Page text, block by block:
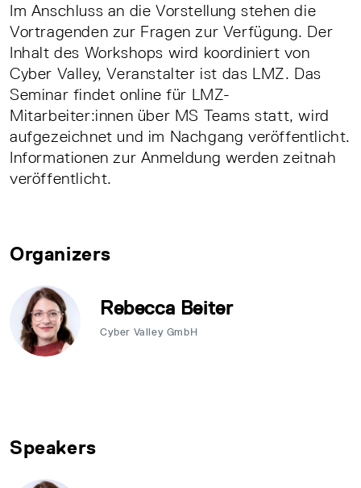
Im Anschluss an die Vorstellung stehen die
Vortragenden zur Fragen zur Verfügung. Der
Inhalt des Workshops wird koordiniert von
Cyber Valley, Veranstalter ist das LMZ. Das
Seminar findet online für LMZ-
Mitarbeiter:innen über MS Teams statt, wird
aufgezeichnet und im Nachgang veröffentlicht.
Informationen zur Anmeldung werden zeitnah
veröffentlicht.
Organizers
Rebecca Beiter
Cyber Valley GmbH
Speakers